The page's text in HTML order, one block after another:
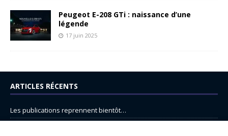
Peugeot E-208 GTi : naissance d’une
légende
17 juin 2025
ARTICLES RÉCENTS
Les publications reprennent bientôt…